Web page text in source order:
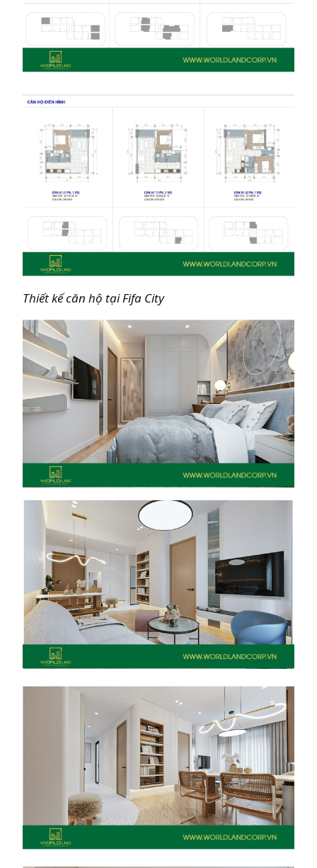
Thiết kế căn hộ tạiFifa City